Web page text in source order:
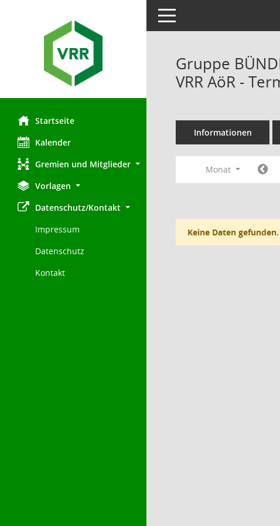
Startseite
Kalender
Gremien und Mitglieder
Vorlagen
Datenschutz/Kontakt
Impressum
Datenschutz
Kontakt
Toggle navigation
Gruppe
VRR AöR -
Informationen
Monat
Keine Daten gefunden.